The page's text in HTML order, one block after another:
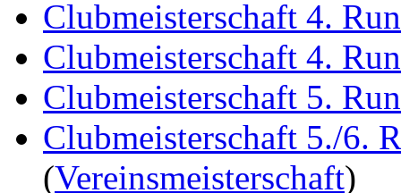
Clubmeisterschaft 4.
Clubmeisterschaft 4.
Clubmeisterschaft 5.
Clubmeisterschaft 5./6.
(Vereinsmeisterschaft)